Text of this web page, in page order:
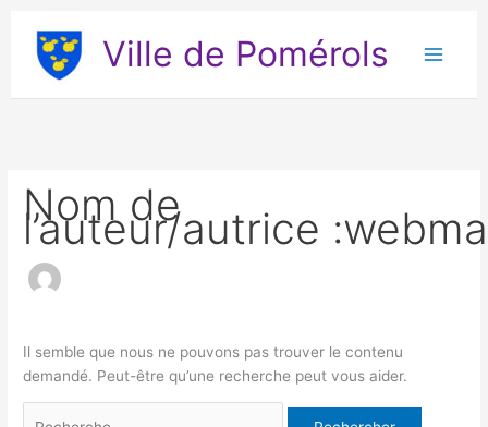
contenu
Ville de Pomérols
Nom de
l’auteur/autrice
Il semble que nous ne pouvons pas trouver le contenu
demandé. Peut-être qu’une recherche peut vous aider.